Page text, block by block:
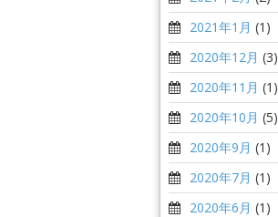
2021年1月 (1)
2020年12月 (3)
2020年11月 (1)
2020年10月 (5)
2020年9月 (1)
2020年7月 (1)
2020年6月 (1)